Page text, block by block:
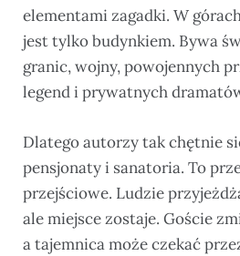
elementami zagadki. W
jest tylko budynkiem. Bywa
granic, wojny, powojennych
legend i prywatnych
Dlatego autorzy tak chętnie
pensjonaty i sanatoria. To
przejściowe. Ludzie
ale miejsce zostaje. Goście
a tajemnica może czekać